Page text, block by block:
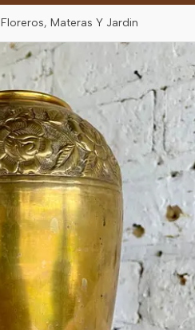
Floreros, Materas Y Jardin